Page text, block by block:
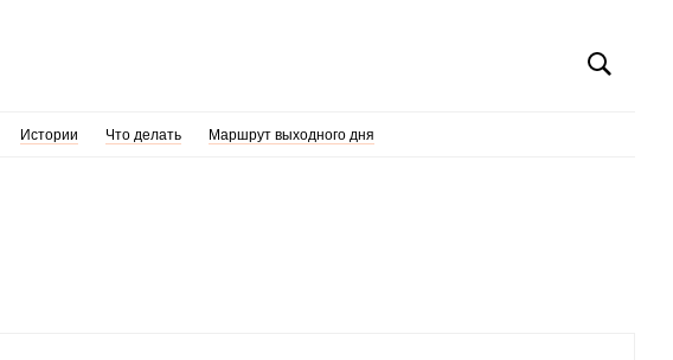
Истории Что делать Маршрут выходного дня